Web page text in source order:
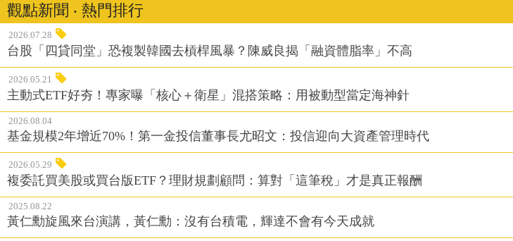
觀點新聞 ‧ 熱門排行
2026.07.28
台股「四貸同堂」恐複製韓國去槓桿風暴？陳威良揭「融資體脂率」不高
2026.05.21
主動式ETF好夯！專家曝「核心＋衛星」混搭策略：用被動型當定海神針
2026.08.04
基金規模2年增近70%！第一金投信董事長尤昭文：投信迎向大資產管理時代
2026.05.29
複委託買美股或買台版ETF？理財規劃顧問：算對「這筆稅」才是真正報酬
2025.08.22
黃仁勳旋風來台演講，黃仁勳：沒有台積電，輝達不會有今天成就